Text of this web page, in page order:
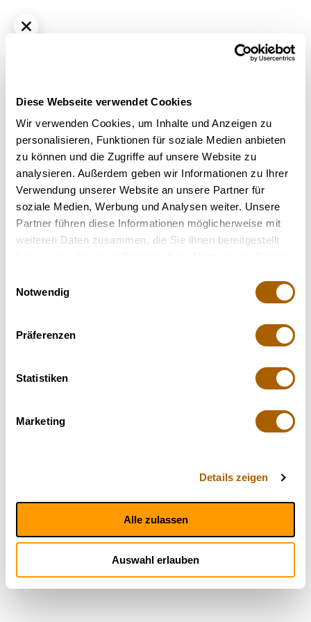
Diese Webseite verwendet Cookies
Wir verwenden Cookies, um Inhalte und Anzeigen zu
personalisieren, Funktionen für soziale Medien anbieten
zu können und die Zugriffe auf unsere Website zu
analysieren. Außerdem geben wir Informationen zu Ihrer
Verwendung unserer Website an unsere Partner für
soziale Medien, Werbung und Analysen weiter. Unsere
Partner führen diese Informationen möglicherweise mit
weiteren Daten zusammen, die Sie ihnen bereitgestellt
Notwendig
Präferenzen
Statistiken
Marketing
Details zeigen
Alle zulassen
Auswahl erlauben
Hybrid THC25% CBD0.9%
420 Evolution 25/1 CA PCH Peach Chementine
Bestrahlung: Unbestrahlt
Strain: Peach Chementine